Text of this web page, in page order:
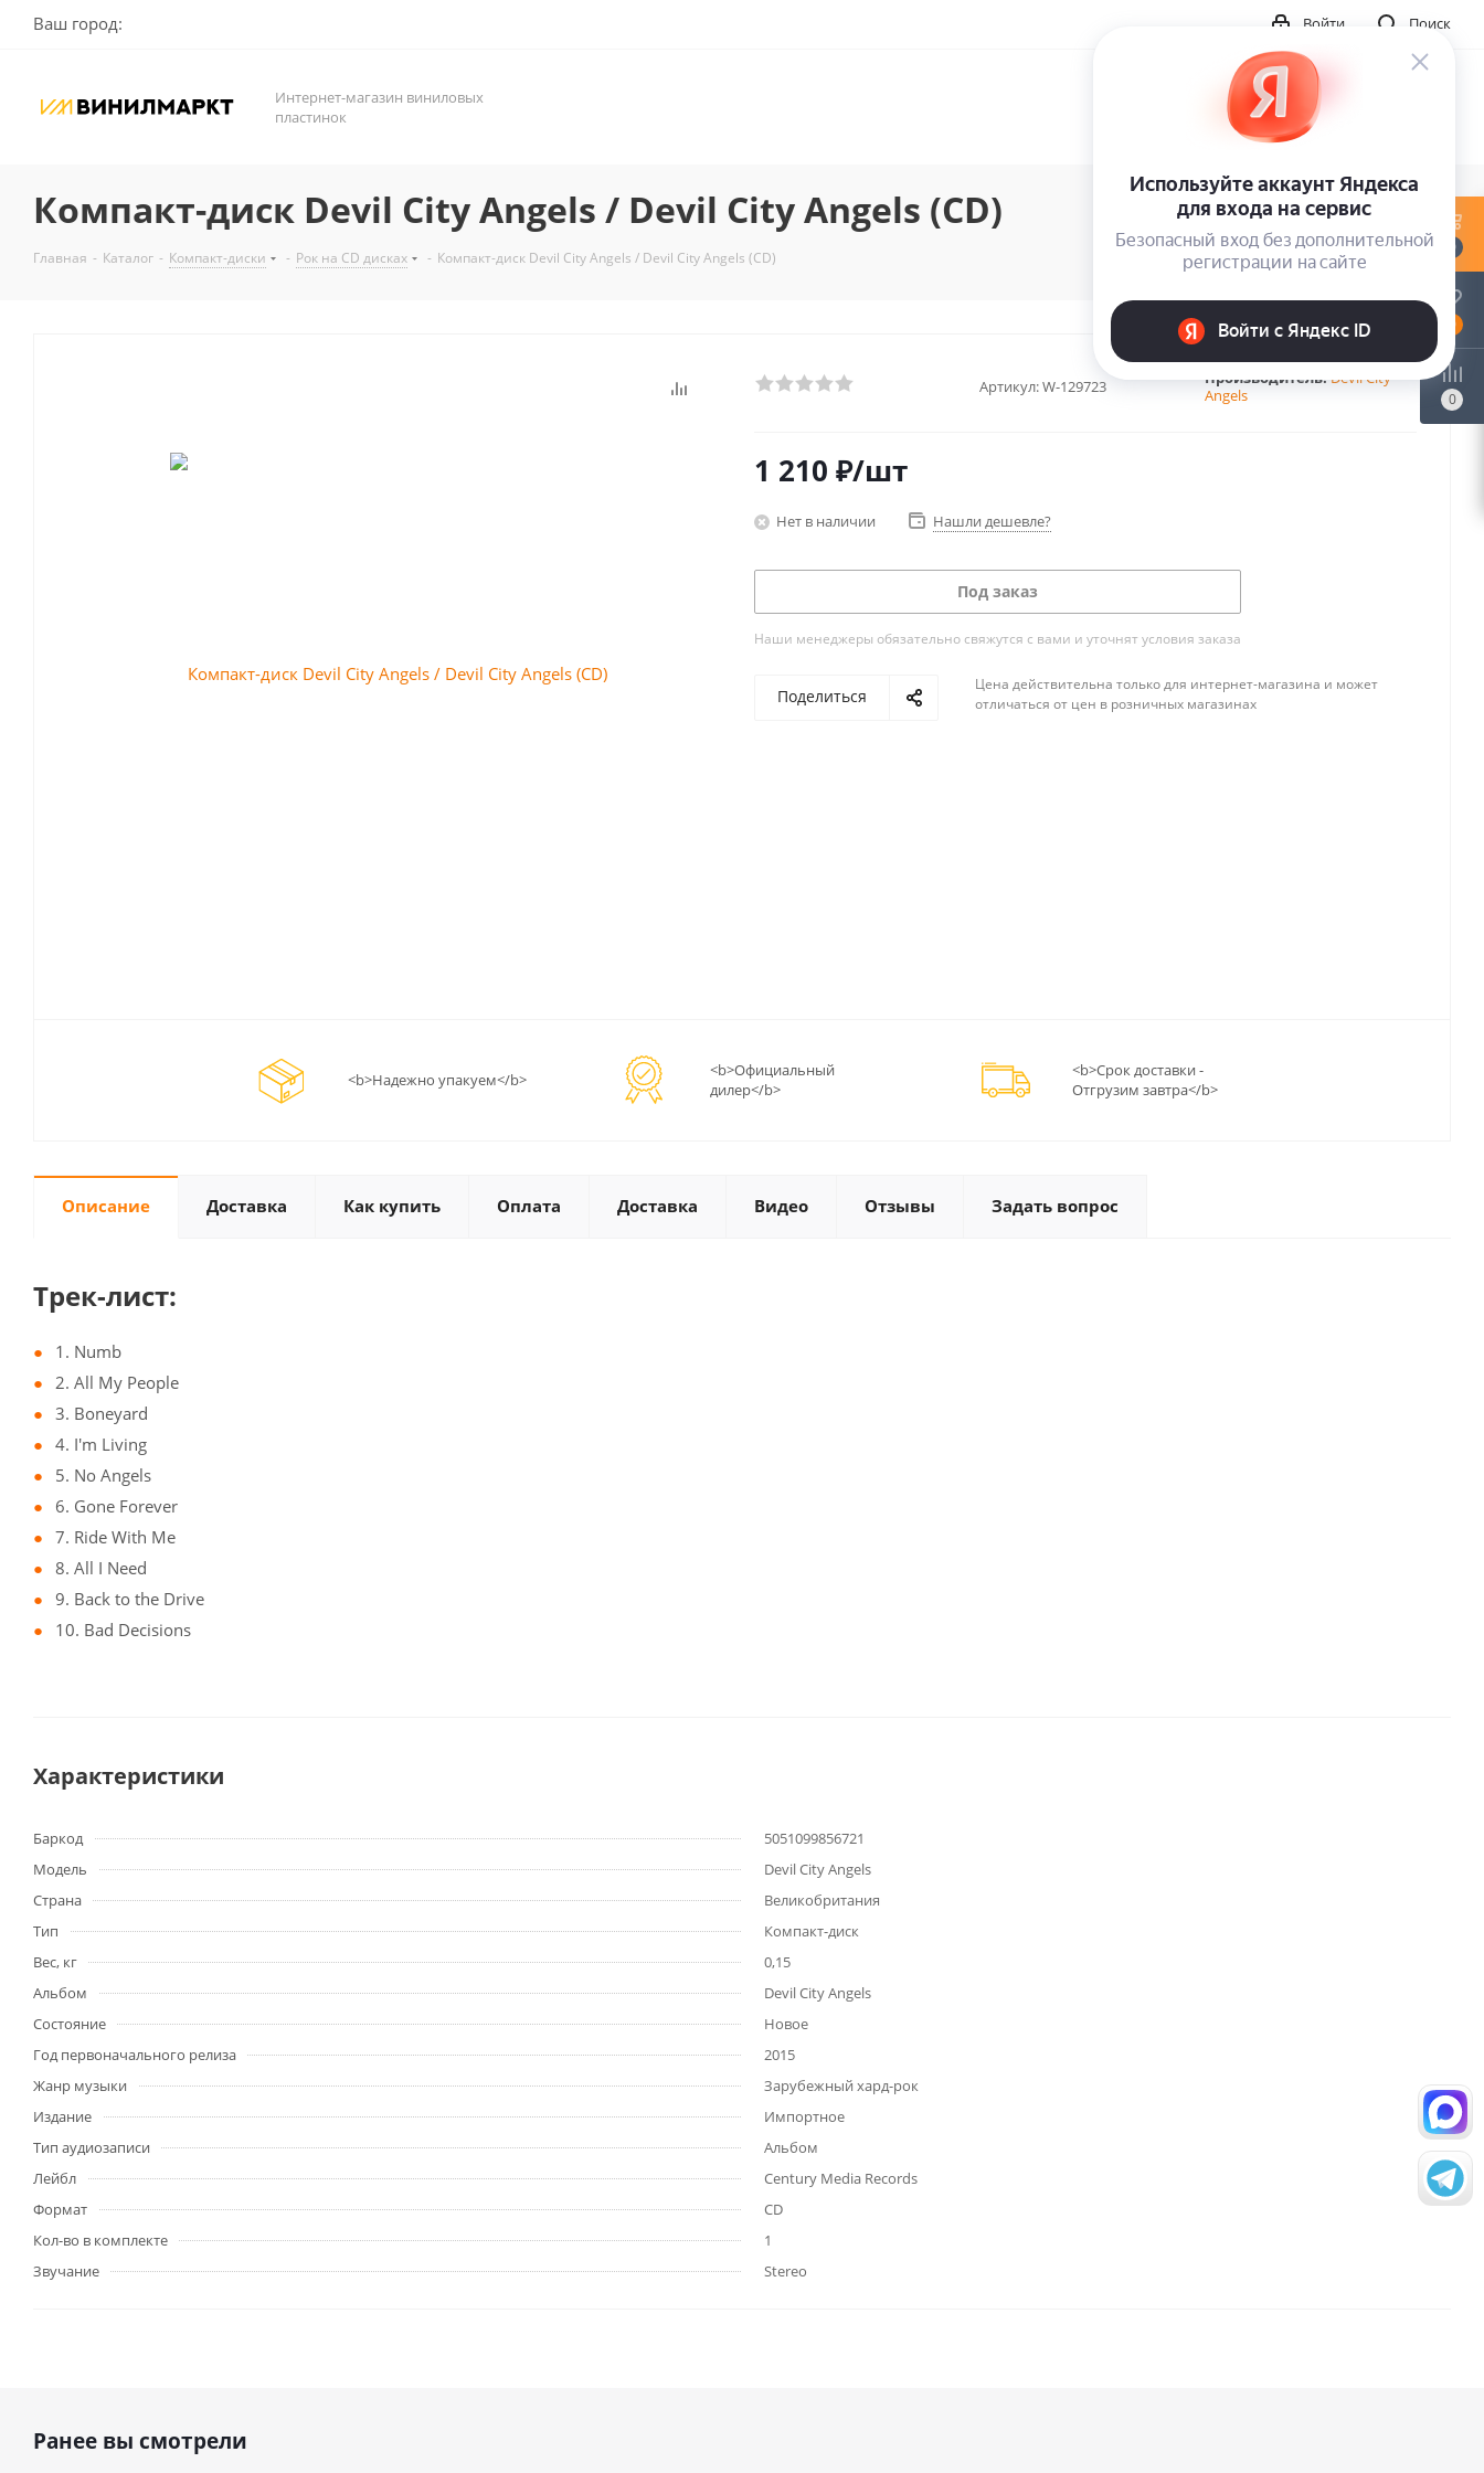
Ваш город: Поиск
Войти
Интернет-магазин виниловых
пластинок
Компакт-диск Devil City Angels / Devil City Angels (CD)
Главная - Каталог - Компакт-диски - Рок на CD дисках - Компакт-диск Devil City Angels / Devil City Angels (CD)
Артикул:W-129723 Производитель:Devil City
Angels
1 210 ₽/шт
Нет в наличии Нашли дешевле?
Под заказ
Наши менеджеры обязательно свяжутся с вами и уточнят условия заказа
Поделиться
Цена действительна только для интернет-магазина и может
отличаться от цен в розничных магазинах
<b>Надежно упакуем</b>
<b>Официальный
дилер</b>
<b>Срок доставки -
Отгрузим завтра</b>
Описание Доставка Как купить Оплата Доставка Видео Отзывы Задать вопрос
Трек-лист:
1. Numb
2. All My People
3. Boneyard
4. I'm Living
5. No Angels
6. Gone Forever
7. Ride With Me
8. All I Need
9. Back to the Drive
10. Bad Decisions
Характеристики
Баркод
5051099856721
Модель
Devil City Angels
Страна
Великобритания
Тип
Компакт-диск
Вес, кг
0,15
Альбом
Devil City Angels
Состояние
Новое
Год первоначального релиза
2015
Жанр музыки
Зарубежный хард-рок
Издание
Импортное
Тип аудиозаписи
Альбом
Лейбл
Century Media Records
Формат
CD
Кол-во в комплекте
1
Звучание
Stereo
Ранее вы смотрели
0
0
0